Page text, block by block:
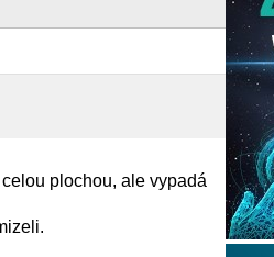
plochou, ale vypadá